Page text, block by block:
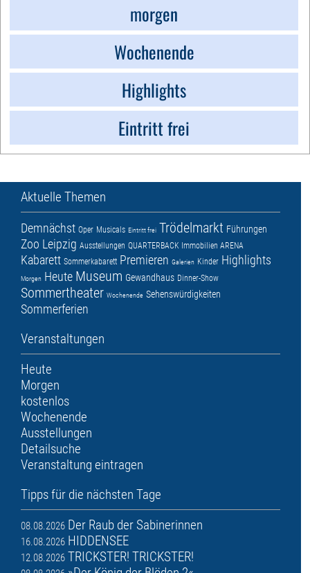
morgen
Wochenende
Highlights
Eintritt frei
Aktuelle Themen
Demnächst Oper Musicals Eintritt frei Trödelmarkt Führungen
Zoo Leipzig Ausstellungen QUARTERBACK Immobilien ARENA
Kabarett Sommerkabarett Premieren Galerien Kinder Highlights
Morgen Heute Museum Gewandhaus Dinner-Show
Sommertheater Wochenende Sehenswürdigkeiten
Sommerferien
Veranstaltungen
Heute
Morgen
kostenlos
Wochenende
Ausstellungen
Detailsuche
Veranstaltung eintragen
Tipps für die nächsten Tage
08.08.2026 Der Raub der Sabinerinnen
16.08.2026 HIDDENSEE
12.08.2026 TRICKSTER! TRICKSTER!